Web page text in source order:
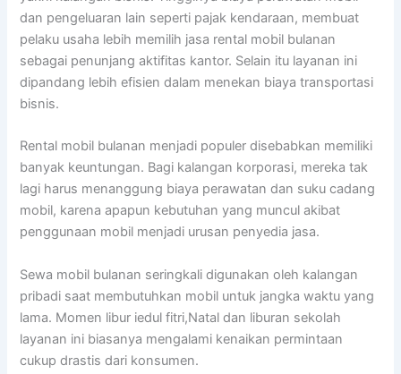
dan pengeluaran lain seperti pajak kendaraan, membuat
pelaku usaha lebih memilih jasa rental mobil bulanan
sebagai penunjang aktifitas kantor. Selain itu layanan ini
dipandang lebih efisien dalam menekan biaya transportasi
bisnis.
Rental mobil bulanan menjadi populer disebabkan memiliki
banyak keuntungan. Bagi kalangan korporasi, mereka tak
lagi harus menanggung biaya perawatan dan suku cadang
mobil, karena apapun kebutuhan yang muncul akibat
penggunaan mobil menjadi urusan penyedia jasa.
Sewa mobil bulanan seringkali digunakan oleh kalangan
pribadi saat membutuhkan mobil untuk jangka waktu yang
lama. Momen libur iedul fitri,Natal dan liburan sekolah
layanan ini biasanya mengalami kenaikan permintaan
cukup drastis dari konsumen.